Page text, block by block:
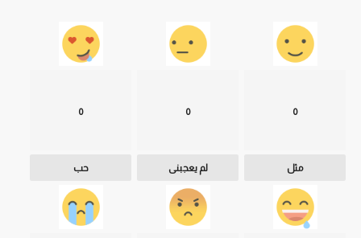
0
مثل
0
لم يعجبنى
0
حب